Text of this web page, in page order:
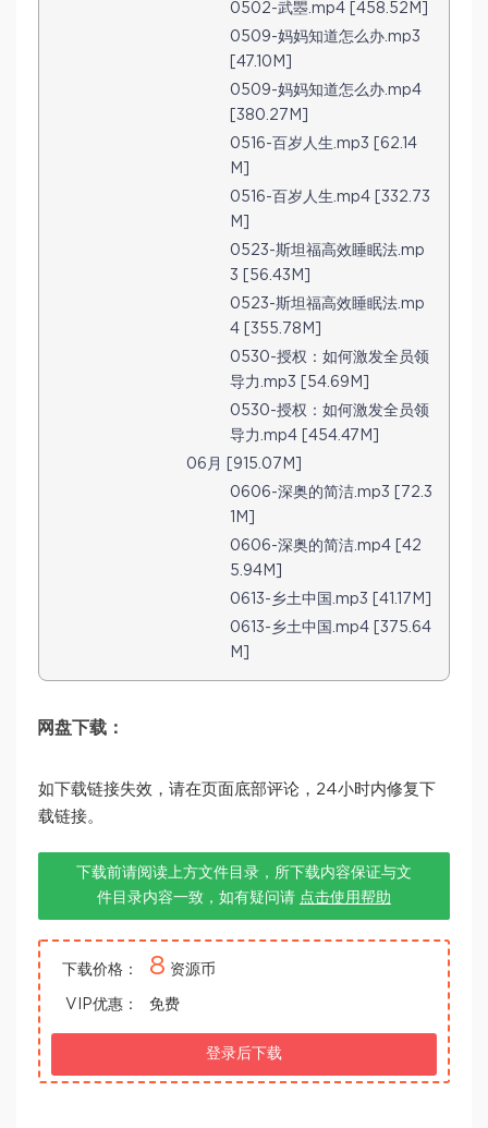
0502-武瞾.mp4 [458.52M]
0509-妈妈知道怎么办.mp3
[47.10M]
0509-妈妈知道怎么办.mp4
[380.27M]
0516-百岁人生.mp3 [62.14
M]
0516-百岁人生.mp4 [332.73
M]
0523-斯坦福高效睡眠法.mp
3 [56.43M]
0523-斯坦福高效睡眠法.mp
4 [355.78M]
0530-授权：如何激发全员领
导力.mp3 [54.69M]
0530-授权：如何激发全员领
导力.mp4 [454.47M]
06月 [915.07M]
0606-深奥的简洁.mp3 [72.3
1M]
0606-深奥的简洁.mp4 [42
5.94M]
0613-乡土中国.mp3 [41.17M]
0613-乡土中国.mp4 [375.64
M]
网盘下载：
如下载链接失效，请在页面底部评论，24小时内修复下
载链接。
下载前请阅读上方文件目录，所下载内容保证与文
件目录内容一致，如有疑问请 点击使用帮助
下载价格： 8 资源币
VIP优惠： 免费
登录后下载